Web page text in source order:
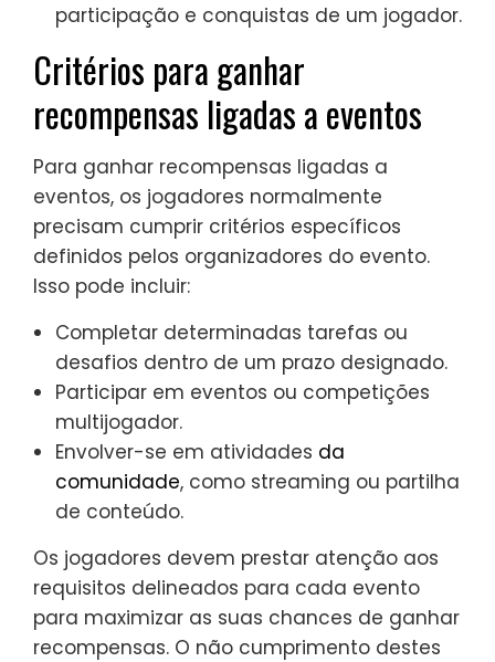
participação e conquistas de um jogador.
Critérios para ganhar
recompensas ligadas a eventos
Para ganhar recompensas ligadas a
eventos, os jogadores normalmente
precisam cumprir critérios específicos
definidos pelos organizadores do evento.
Isso pode incluir:
Completar determinadas tarefas ou
desafios dentro de um prazo designado.
Participar em eventos ou competições
multijogador.
Envolver-se em atividades da
comunidade, como streaming ou partilha
de conteúdo.
Os jogadores devem prestar atenção aos
requisitos delineados para cada evento
para maximizar as suas chances de ganhar
recompensas. O não cumprimento destes